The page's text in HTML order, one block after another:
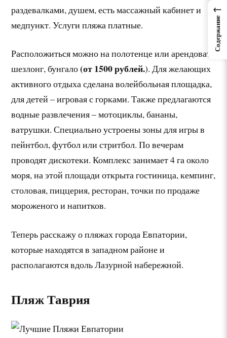
раздевалками, душем, есть массажный кабинет и
медпункт. Услуги пляжа платные.
Расположиться можно на полотенце или арендовать
шезлонг, бунгало(от 1500 рублей.). Для желающих
активного отдыха сделана волейбольная площадка,
для детей – игровая с горками. Также предлагаются
водные развлечения – мотоциклы, бананы,
ватрушки. Специально устроены зоны для игры в
пейнтбол, футбол или стритбол. По вечерам
проводят дискотеки. Комплекс занимает 4 га около
моря, на этой площади открыта гостиница, кемпинг,
столовая, пиццерия, ресторан, точки по продаже
мороженого и напитков.
Теперь расскажу о пляжах города Евпатории,
которые находятся в западном районе и
располагаются вдоль Лазурной набережной.
Пляж Таврия
←
Содержание